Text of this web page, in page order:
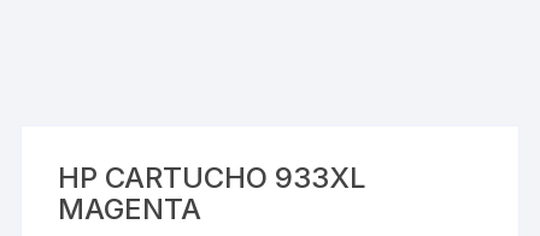
HP CARTUCHO 933XL
MAGENTA